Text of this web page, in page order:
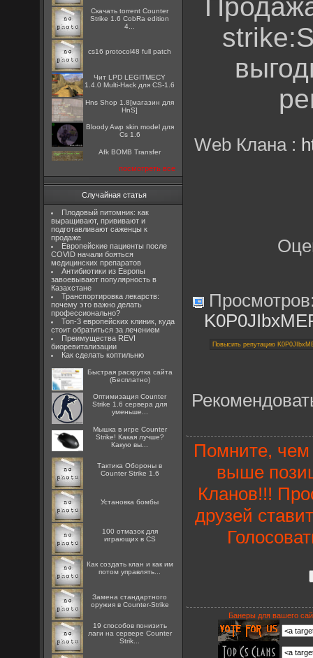
Скачать torrent Counter
Strike 1.6 CobRa edition
4...
cs16 protocol48 full patch
Чит LPD LEGITMECY
1.4.0 Multi-Hack для CS-1.6
Hns Shop 1.8[магазин для
HnS]
Bloody Awp skin model для
Cs 1.6
Afk BOMB Transfer
посмотреть все
Случайная статья
Плодовый питомник: как
выращивают, прививают и
подготавливают саженцы к
продаже
Европейские пациенты после
COVID начали бояться
медицинских препаратов
Антибиотики из Европы
завоевывают популярность в
Казахстане
Транспортировка лекарств:
почему это важно делать
профессионально?
Топ-3 европейских клиник, куда
стоит обратиться за лечением
Преимущества REVI
биоревитализации
Как сделать коптильню
Быстрая раскрутка сайта
(Бесплатно)
Оптимизация Counter
Strike 1.6 сервера для
уменьше...
Мышка в игре Counter
Strike! Какая лучше?
Какую вы...
Тактика Обороны в
Counter Strike 1.6
Установка бомбы
100 отмазок для
играющих в CS
Как создать клан и как им
потом управлять...
Замена стандартного
оружия в Counter-Strike
19 способов понизить
лаги на сервере Counter
Strik...
Web Клана :
Помните,
выше
Кланов!!!
друзей
Банеры для вашего